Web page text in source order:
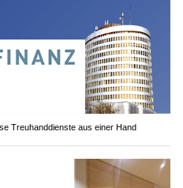
Treuhanddienste aus einer Hand